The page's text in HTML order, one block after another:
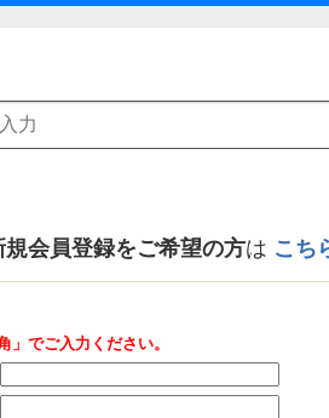
規会員登録をご希望の方は こち
でご入力ください。